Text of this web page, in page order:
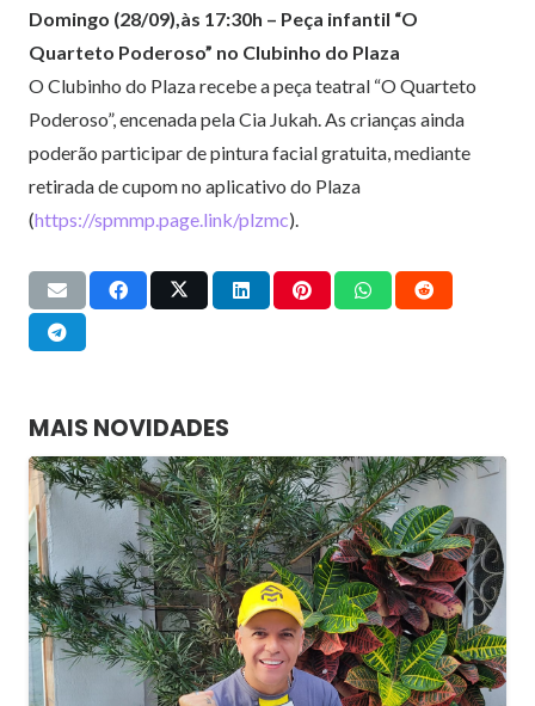
Domingo (28/09),às 17:30h – Peça infantil “O
Quarteto Poderoso” no Clubinho do Plaza
O Clubinho do Plaza recebe a peça teatral “O Quarteto
Poderoso”, encenada pela Cia Jukah. As crianças ainda
poderão participar de pintura facial gratuita, mediante
retirada de cupom no aplicativo do Plaza
(https://spmmp.page.link/plzmc).
MAIS NOVIDADES